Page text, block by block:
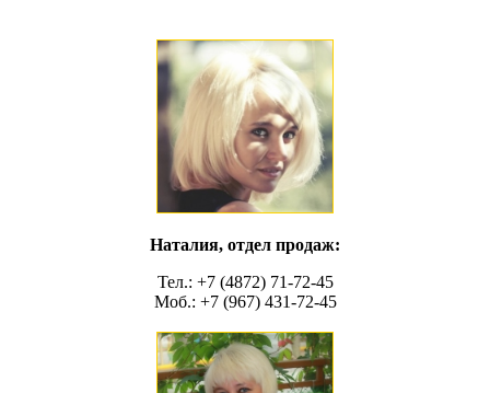
Наталия, отдел продаж:
Тел.: +7 (4872) 71-72-45
Моб.: +7 (967) 431-72-45